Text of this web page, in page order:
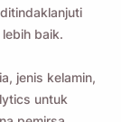
baik.
jenis kelamin,
untuk